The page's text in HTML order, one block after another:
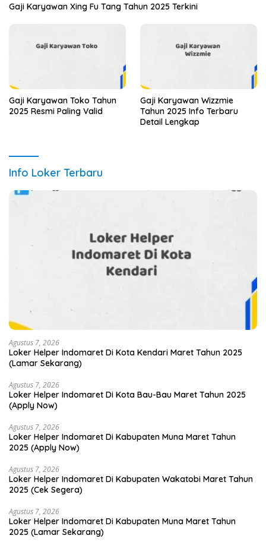
Gaji Karyawan Xing Fu Tang Tahun 2025 Terkini
Gaji Karyawan Toko Tahun
2025 Resmi Paling Valid
Gaji Karyawan Wizzmie
Tahun 2025 Info Terbaru
Detail Lengkap
Info Loker Terbaru
Agustus 7, 2026
Loker Helper Indomaret Di Kota Kendari Maret Tahun 2025
(Lamar Sekarang)
Agustus 7, 2026
Loker Helper Indomaret Di Kota Bau-Bau Maret Tahun 2025
(Apply Now)
Agustus 7, 2026
Loker Helper Indomaret Di Kabupaten Muna Maret Tahun
2025 (Apply Now)
Agustus 7, 2026
Loker Helper Indomaret Di Kabupaten Wakatobi Maret Tahun
2025 (Cek Segera)
Agustus 7, 2026
Loker Helper Indomaret Di Kabupaten Muna Maret Tahun
2025 (Lamar Sekarang)